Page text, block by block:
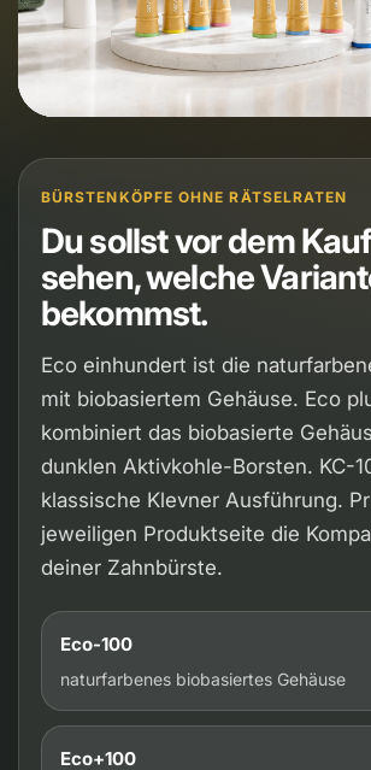
BÜRSTENKÖPFE OHNE RÄTSELRATEN
Du sollst vor dem
sehen, welche
bekommst.
Eco einhundert ist die
mit biobasiertem Gehäuse. Eco
kombiniert das biobasierte
dunklen Aktivkohle-Borsten. KC-
klassische Klevner Ausführung.
jeweiligen Produktseite die
deiner Zahnbürste.
Eco-100
naturfarbenes biobasiertes Gehäuse
Eco+100